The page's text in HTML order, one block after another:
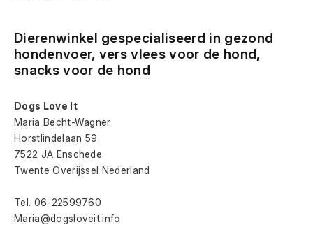
Dierenwinkel gespecialiseerd in gezond
hondenvoer, vers vlees voor de hond,
snacks voor de hond
Dogs Love It
Maria Becht-Wagner
Horstlindelaan 59
7522 JA Enschede
Twente Overijssel Nederland
Tel. 06-22599760
Maria@dogsloveit.info